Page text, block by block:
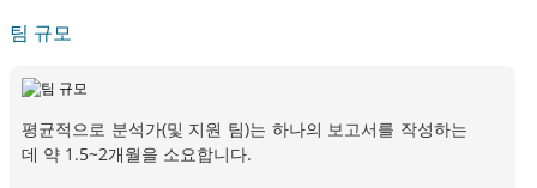
팀 규모
평균적으로 분석가(및 지원 팀)는 하나의 보고서를 작성하는
데 약 1.5~2개월을 소요합니다.